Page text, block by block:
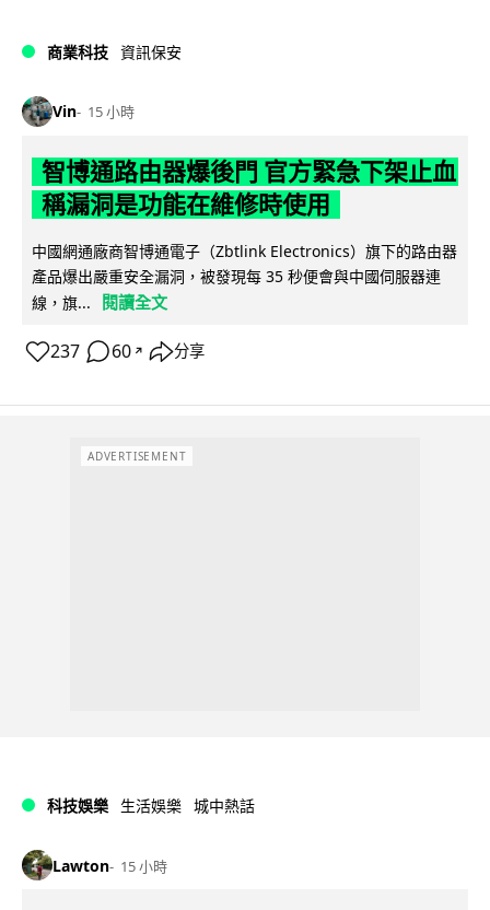
商業科技 資訊保安
Vin 15 小時
智博通路由器爆後門 官方緊急下架止血
稱漏洞是功能在維修時使用
中國網通廠商智博通電子（Zbtlink Electronics）旗下的路由器
產品爆出嚴重安全漏洞，被發現每 35 秒便會與中國伺服器連
線，旗...
閱讀全文
237 60 ↗ 分享
ADVERTISEMENT
科技娛樂 生活娛樂 城中熱話
Lawton 15 小時